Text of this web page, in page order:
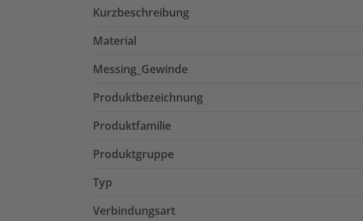
Kurzbeschreibung
Material
Messing_Gewinde
Produktbezeichnung
Produktfamilie
Produktgruppe
Typ
Verbindungsart